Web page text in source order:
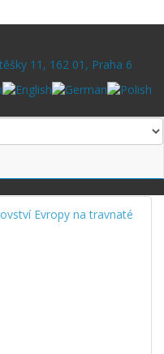
11, 162 01, Praha 6